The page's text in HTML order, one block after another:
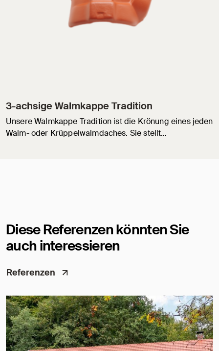
3-achsige Walmkappe Tradition
Unsere Walmkappe Tradition ist die Krönung eines jeden
Walm- oder Krüppelwalmdaches. Sie stellt…
Diese Referenzen könnten Sie
auch interessieren
Referenzen